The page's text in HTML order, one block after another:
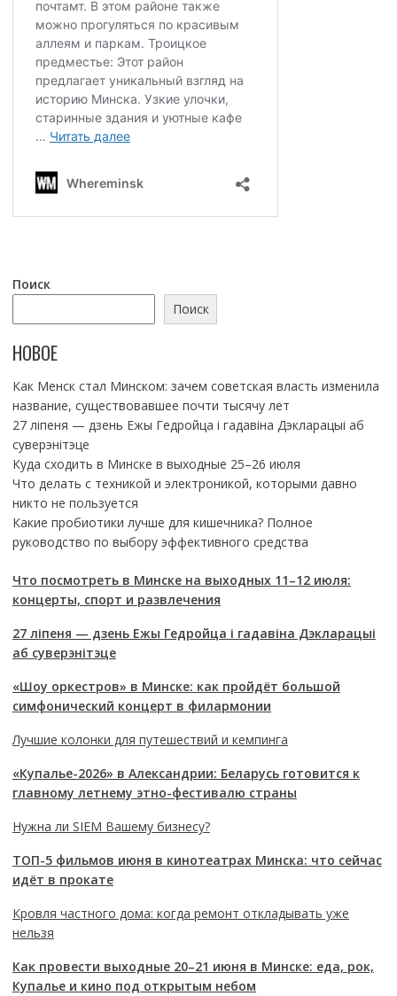
Поиск
Поиск
НОВОЕ
Как Менск стал Минском: зачем советская власть изменила
название, существовавшее почти тысячу лет
27 ліпеня — дзень Ежы Гедройца і гадавіна Дэкларацыі аб
суверэнітэце
Куда сходить в Минске в выходные 25–26 июля
Что делать с техникой и электроникой, которыми давно
никто не пользуется
Какие пробиотики лучше для кишечника? Полное
руководство по выбору эффективного средства
Что посмотреть в Минске на выходных 11–12 июля:
концерты, спорт и развлечения
27 ліпеня — дзень Ежы Гедройца і гадавіна Дэкларацыі
аб суверэнітэце
«Шоу оркестров» в Минске: как пройдёт большой
симфонический концерт в филармонии
Лучшие колонки для путешествий и кемпинга
«Купалье-2026» в Александрии: Беларусь готовится к
главному летнему этно-фестивалю страны
Нужна ли SIEM Вашему бизнесу?
ТОП-5 фильмов июня в кинотеатрах Минска: что сейчас
идёт в прокате
Кровля частного дома: когда ремонт откладывать уже
нельзя
Как провести выходные 20–21 июня в Минске: еда, рок,
Купалье и кино под открытым небом